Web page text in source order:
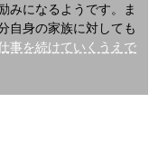
みになるようです。ま
自身の家族に対しても
事を続けていくうえで